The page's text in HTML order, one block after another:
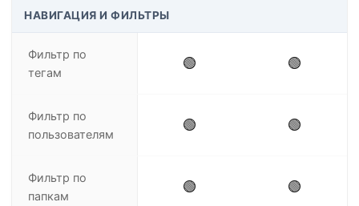
НАВИГАЦИЯ И ФИЛЬТРЫ
Фильтр по
тегам
🟢 🟢
Фильтр по
пользователям
🟢 🟢
Фильтр по
папкам
🟢 🟢